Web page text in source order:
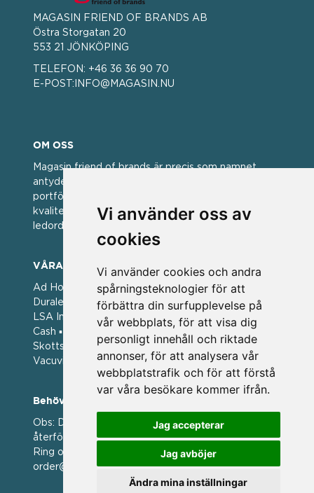
Vi använder oss av
cookies
Vi använder cookies och andra
spårningsteknologier för att
förbättra din surfupplevelse på
vår webbplats, för att visa dig
personligt innehåll och riktade
annonser, för att analysera vår
webbplatstrafik och för att förstå
var våra besökare kommer ifrån.
Jag accepterar
Jag avböjer
Ändra mina inställningar
MAGASIN FRIEND OF BRANDS AB
Östra Storgatan 20
553 21 JÖNKÖPING
TELEFON: +46 36 36 90 70
E-POST: INFO@MAGASIN.NU
OM OSS
Magasin friend of brands är precis som namnet
antyder; en vän av varumärken. Vi har idag en stor
portfölj med välkända varumärken med hög
kvalitet. För oss har kvalitet alltid varit ett av
ledorden och som styrt vår verksamhet.
VÅRA VARUMÄRKEN
Ad Hoc ▪ Bialetti ▪ Cole & Mason ▪ Caps Me ▪
Duralex ▪ Forged ▪ G3 Ferrari ▪ Ken Hom ▪ Kilner ▪
LSA International ▪ Laguiole Style de Vie ▪ Mason
Cash ▪ Pintinox ▪ Plate-it ▪ Price and Kengsington ▪
Skottsberg ▪ Scandinavian Home ▪ Style de Vie ▪
Vacuvin ▪ Viners ▪ Zack ▪ Zyliss
Behöver du hjälp att beställa?
Obs: Detta är en webshop enbart för våra
återförsäljare.
Ring oss på 036 369070 eller mejla till oss på
order@magasin.nu